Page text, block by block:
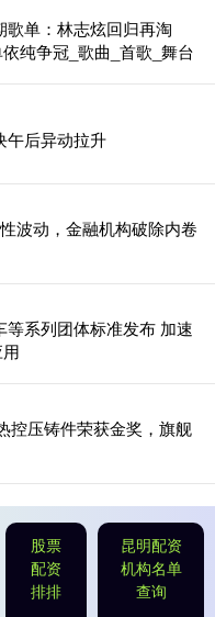
单：林志炫回归再淘
纯争冠_歌曲_首歌_舞台
午后异动拉升
波动，金融机构破除内卷
等系列团体标准发布 加速
控压铸件荣获金奖，旗舰
股票
配资
排排
昆明配资
机构名单
查询